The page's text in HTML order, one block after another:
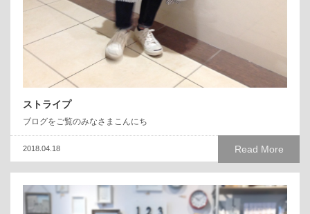
ストライプ
ブログをご覧のみなさまこんにち
Read More
2018.04.18